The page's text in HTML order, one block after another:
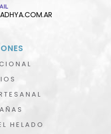
HELADO